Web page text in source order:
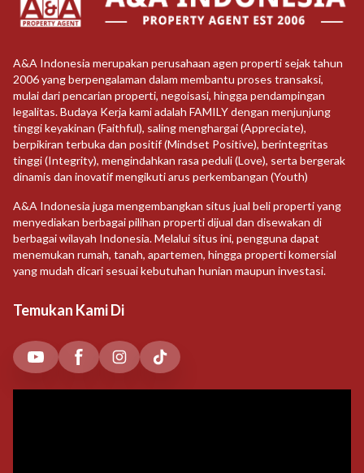
A&A Indonesia merupakan perusahaan agen properti sejak tahun
2006 yang berpengalaman dalam membantu proses transaksi,
mulai dari pencarian properti, negoisasi, hingga pendampingan
legalitas. Budaya Kerja kami adalah FAMILY dengan menjunjung
tinggi keyakinan (Faithful), saling menghargai (Appreciate),
berpikiran terbuka dan positif (Mindset Positive), berintegritas
tinggi (Integrity), mengindahkan rasa peduli (Love), serta bergerak
dinamis dan inovatif mengikuti arus perkembangan (Youth)
A&A Indonesia juga mengembangkan situs jual beli properti yang
menyediakan berbagai pilihan properti dijual dan disewakan di
berbagai wilayah Indonesia. Melalui situs ini, pengguna dapat
menemukan rumah, tanah, apartemen, hingga properti komersial
yang mudah dicari sesuai kebutuhan hunian maupun investasi.
Temukan Kami Di